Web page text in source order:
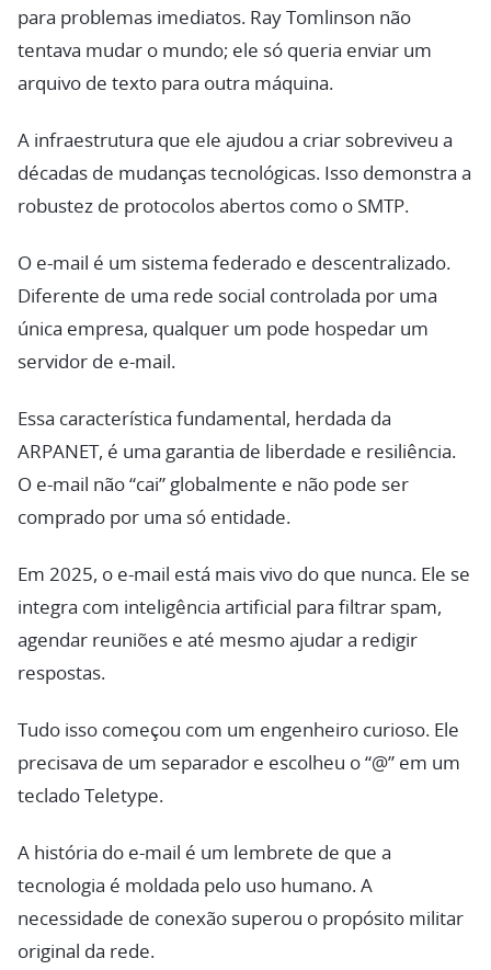
para problemas imediatos. Ray Tomlinson não
tentava mudar o mundo; ele só queria enviar um
arquivo de texto para outra máquina.
A infraestrutura que ele ajudou a criar sobreviveu a
décadas de mudanças tecnológicas. Isso demonstra a
robustez de protocolos abertos como o SMTP.
O e-mail é um sistema federado e descentralizado.
Diferente de uma rede social controlada por uma
única empresa, qualquer um pode hospedar um
servidor de e-mail.
Essa característica fundamental, herdada da
ARPANET, é uma garantia de liberdade e resiliência.
O e-mail não “cai” globalmente e não pode ser
comprado por uma só entidade.
Em 2025, o e-mail está mais vivo do que nunca. Ele se
integra com inteligência artificial para filtrar spam,
agendar reuniões e até mesmo ajudar a redigir
respostas.
Tudo isso começou com um engenheiro curioso. Ele
precisava de um separador e escolheu o “@” em um
teclado Teletype.
A história do e-mail é um lembrete de que a
tecnologia é moldada pelo uso humano. A
necessidade de conexão superou o propósito militar
original da rede.